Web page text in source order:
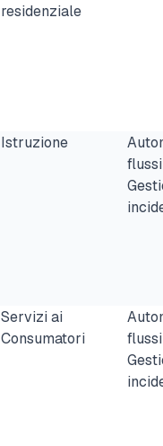
residenziale
Istruzione
Servizi ai
Consumatori